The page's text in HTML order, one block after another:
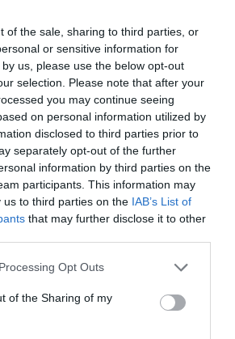
of the sale, sharing to third parties, or
or sensitive information for
us, please use the below opt-out
selection. Please note that after your
you may continue seeing
on personal information utilized by
disclosed to third parties prior to
separately opt-out of the further
information by third parties on the
participants. This information may
us to third parties on the IAB’s List of
that may further disclose it to other
website/app uses one or more Google
or usage behaviour. You may click to
to Google and its third-party tags to
specified purposes in below Google
Opt Outs
of the Sharing of my
az új edzőtől a nyári
Klink így reagált:
még nem volt ilyen
valószínűleg az egész
amit itt fogok megvalósítani.
edző képzésen, azonban
járulékos munka miatt azt
sehol sem elvégezni.
helyzet, tehát ezt a munkát a
itt fogjuk elvégezni. Hiszek
a csapatomban és hiszek
az NB II-ben fogunk